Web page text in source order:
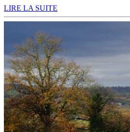
LIRE LA SUITE